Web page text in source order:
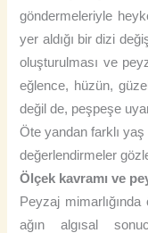
göndermeleriyle
yer aldığı bir dizi
oluşturulması ve
eğlence, hüzün,
değil de, peşpeşe
Öte yandan farklı yaş
değerlendirmeler
Ölçek kavramı ve
Peyzaj
ağın algısal